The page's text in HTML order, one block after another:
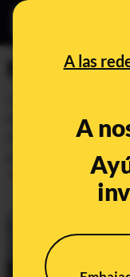
A las
A
Maldito
La urgencia de la
todos los ámbitos
Clima: un espacio
desinformación